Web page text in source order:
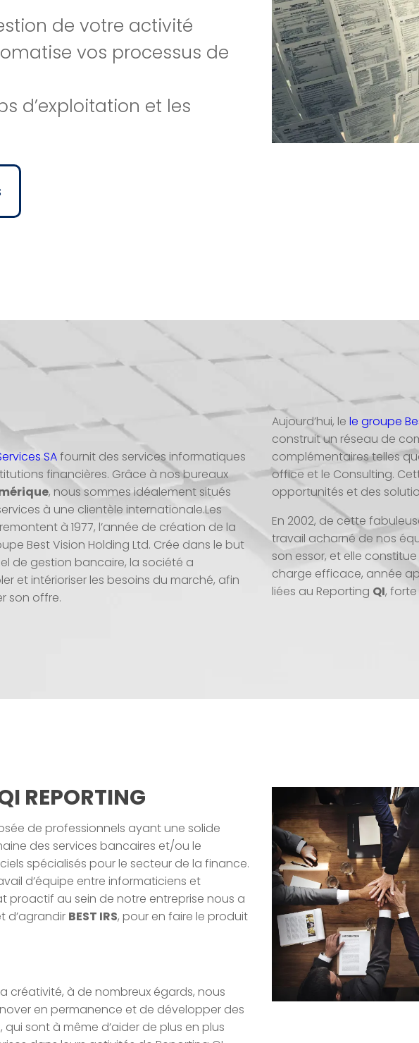
de votre activité
vos processus de
d’exploitation et les
SAfournit des services informatiques
financières. Grâce à nos bureaux
, nous sommes idéalement situés
à une clientèle internationale.Les
remontent à 1977, l’année de création de la
Best Vision Holding Ltd. Crée dans le but
de gestion bancaire, la société a
et intérioriser les besoins du marché, afin
son offre.
Aujourd’hui, le le groupe
construit un réseau de
complémentaires telles
office et le Consulting.
opportunités et des
En 2002, de cette
travail acharné de nos
son essor, et elle
charge efficace, année
liées au Reporting QI,
REPORTING
de professionnels ayant une solide
des services bancaires et/ou le
spécialisés pour le secteur de la finance.
d’équipe entre informaticiens et
proactif au sein de notre entreprise nous a
d’agrandir BEST IRS, pour en faire le produit
créativité, à de nombreux égards, nous
en permanence et de développer des
sont à même d’aider de plus en plus